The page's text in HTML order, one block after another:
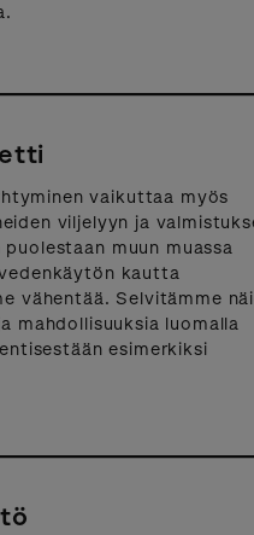
vaikuttaa myös
viljelyyn ja
muun muassa
kautta
vähentää. Selvitämme
mahdollisuuksia luomalla
esimerkiksi